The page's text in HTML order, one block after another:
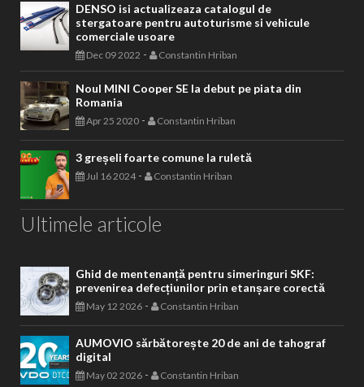
DENSO isi actualizeaza catalogul de
stergatoare pentru autoturisme si vehicule
comerciale usoare
Dec 09 2022 - Constantin Hriban
Noul MINI Cooper SE la debut pe piata din
Romania
Apr 25 2020 - Constantin Hriban
3 greșeli foarte comune la ruletă
Jul 16 2024- Constantin Hriban
Ultimele articole
Ghid de mentenanță pentru simeringuri SKF:
prevenirea defecțiunilor prin etanșare corectă
May 12 2026 - Constantin Hriban
AUMOVIO sărbătorește 20 de ani de tahograf
digital
May 02 2026 - Constantin Hriban